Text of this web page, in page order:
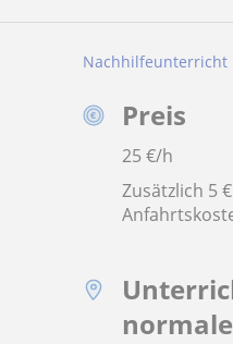
Nachhilfeunterricht
Preis
25€/h
Zusätzlich 5